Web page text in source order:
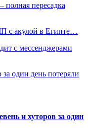
пересадка
с акулой в Египте…
с мессенджерами
один день потеряли
и хуторов за один